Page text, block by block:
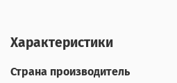
Характеристики
Страна производитель